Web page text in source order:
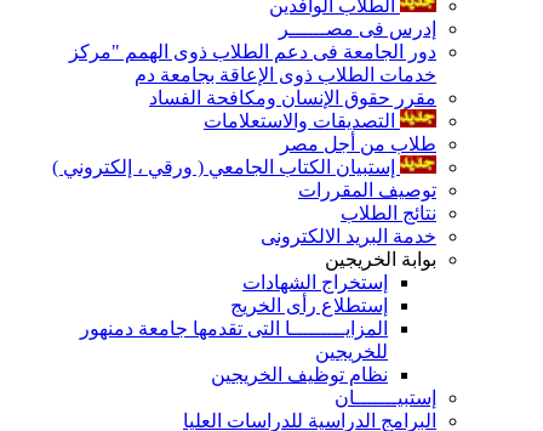
الطلاب الوافدين
إدرس فى مصــــــر
دور الجامعة فى دعم الطلاب ذوى الهمم "مركز
خدمات الطلاب ذوى الإعاقة بجامعة دم
مقرر حقوق الإنسان ومكافحة الفساد
التصديقات والاستعلامات
طلاب من أجل مصر
إستبيان الكتاب الجامعي ( ورقي ، إلكتروني )
توصيف المقررات
نتائج الطلاب
خدمة البريد الالكترونى
بوابة الخريجين
إستخراج الشهادات
إستطلاع رأى الخريج
المزايـــــــــا التى تقدمها جامعة دمنهور
للخريجين
نظام توظيف الخريجين
إستبيـــــــان
البرامج الدراسية للدراسات العليا